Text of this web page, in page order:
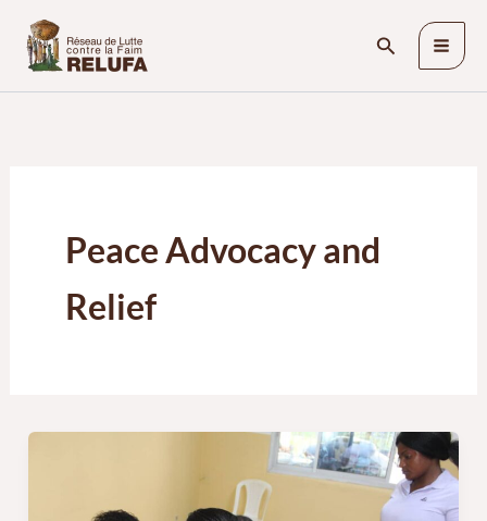
contenu
Rechercher
Peace Advocacy and
Relief